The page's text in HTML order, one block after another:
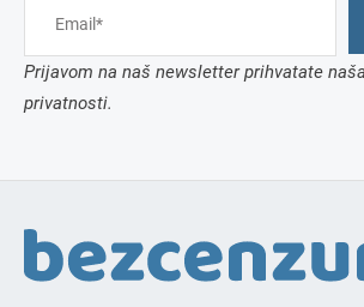
Prijavom na naš newsletter prihvatate
privatnosti.